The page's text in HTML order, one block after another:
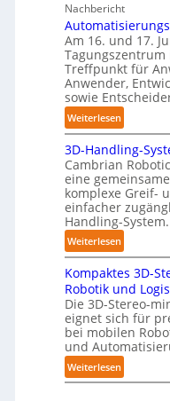
n
g
a
u
c
h
r
o
b
o
t
e
r
e
n
p
e
r
C
o
b
t
A
A
Z
ü
r
i
c
h
:
T
r
e
f
f
p
u
n
k
t
f
ü
r
p
Nachbericht
Am 16. und 17.
Treffpunkt für
Anwender,
sowie
Weiterlesen:
A
u
t
o
m
a
t
i
s
i
e
r
u
n
g
s
3D-Handling-
Cambrian
eine
komplexe Greif-
einfacher
Handling-System.
Weiterlesen:
3
D
-
H
a
n
d
l
Kompaktes 3D-
Robotik und
Die 3D-Stereo-
eignet sich für
bei mobilen
und
Weiterlesen:
K